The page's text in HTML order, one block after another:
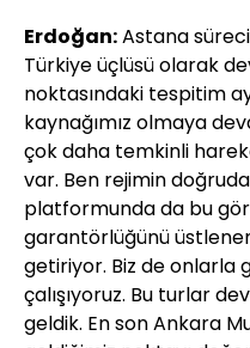
Erdoğan:Astana
Türkiye üçlüsü olarak
noktasındaki tespitim
kaynağımız olmaya
çok daha temkinli
var. Ben rejimin
platformunda da bu
garantörlüğünü
getiriyor. Biz de onlarla
çalışıyoruz. Bu turlar
geldik. En son Ankara